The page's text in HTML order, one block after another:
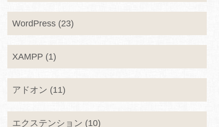
WordPress (23)
XAMPP (1)
アドオン (11)
エクステンション (10)